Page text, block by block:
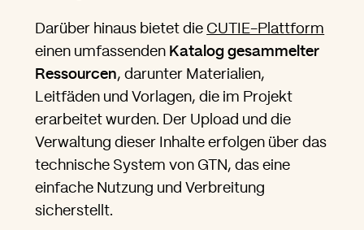
Darüber hinaus bietet die CUTIE-Plattform
einen umfassenden Katalog gesammelter
Ressourcen, darunter Materialien,
Leitfäden und Vorlagen, die im Projekt
erarbeitet wurden. Der Upload und die
Verwaltung dieser Inhalte erfolgen über das
technische System von GTN, das eine
einfache Nutzung und Verbreitung
sicherstellt.